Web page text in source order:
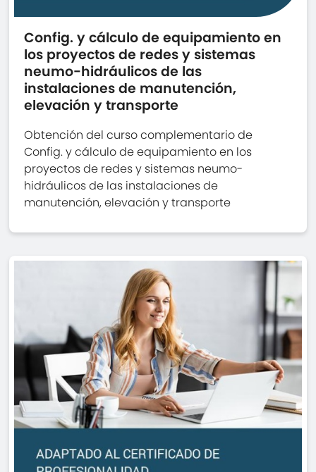
Config. y cálculo de equipamiento en
los proyectos de redes y sistemas
neumo-hidráulicos de las
instalaciones de manutención,
elevación y transporte
Obtención del curso complementario de
Config. y cálculo de equipamiento en los
proyectos de redes y sistemas neumo-
hidráulicos de las instalaciones de
manutención, elevación y transporte